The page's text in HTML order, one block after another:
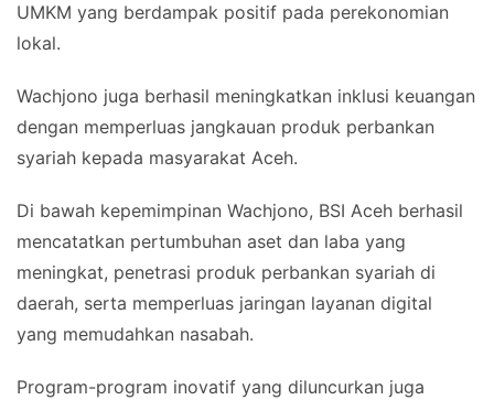
UMKM yang berdampak positif pada perekonomian
lokal.
Wachjono juga berhasil meningkatkan inklusi keuangan
dengan memperluas jangkauan produk perbankan
syariah kepada masyarakat Aceh.
Di bawah kepemimpinan Wachjono, BSI Aceh berhasil
mencatatkan pertumbuhan aset dan laba yang
meningkat, penetrasi produk perbankan syariah di
daerah, serta memperluas jaringan layanan digital
yang memudahkan nasabah.
Program-program inovatif yang diluncurkan juga